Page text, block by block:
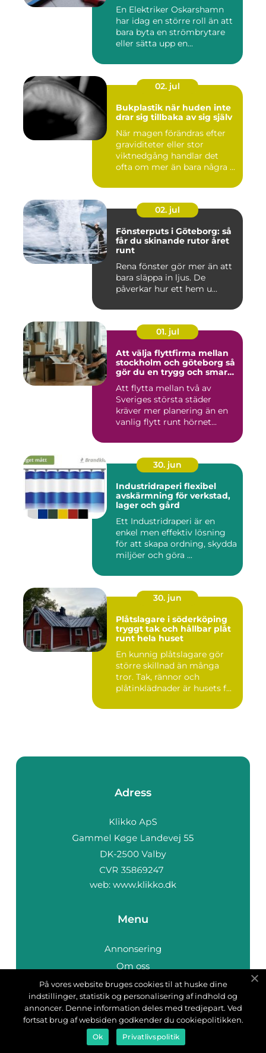
En Elektriker Oskarshamn
har idag en större roll än att
bara byta en strömbrytare
eller sätta upp en...
02. jul
Bukplastik när huden inte
drar sig tillbaka av sig själv
När magen förändras efter
graviditeter eller stor
viktnedgång handlar det
ofta om mer än bara några ...
02. jul
Fönsterputs i Göteborg: så
får du skinande rutor året
runt
Rena fönster gör mer än att
bara släppa in ljus. De
påverkar hur ett hem u...
01. jul
Att välja flyttfirma mellan
stockholm och göteborg så
gör du en trygg och smart
Att flytta mellan två av
Sveriges största städer
kräver mer planering än en
vanlig flytt runt hörnet...
30. jun
Industridraperi flexibel
avskärmning för verkstad,
lager och gård
Ett Industridraperi är en
enkel men effektiv lösning
för att skapa ordning, skydda
miljöer och göra ...
30. jun
Plåtslagare i söderköping
tryggt tak och hållbar plåt
runt hela huset
En kunnig plåtslagare gör
större skillnad än många
tror. Tak, rännor och
plåtinklädnader är husets f...
Adress
web: www.klikko.dk
Menu
Annonsering
Om oss
Cookies
Kontakta oss
Sitemap
På vores website bruges cookies til at huske dine
indstillinger, statistik og personalisering af indhold og
annoncer. Denne information deles med tredjepart. Ved
fortsat brug af websiden godkender du cookiepolitikken.
Ok Privatlivspolitik